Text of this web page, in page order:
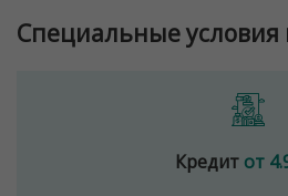
Специальные условия
Кредит от